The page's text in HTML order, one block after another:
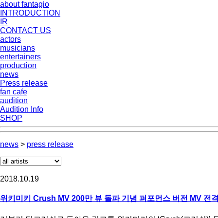
about fantagio
INTRODUCTION
IR
CONTACT US
actors
musicians
entertainers
production
news
Press release
fan cafe
audition
Audition Info
SHOP
news > press release
2018.10.19
위키미키 Crush MV 200만 뷰 돌파 기념 퍼포먼스 버전 MV 전